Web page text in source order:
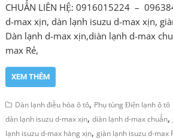
CHUẨN LIÊN HỆ: 0916015224 –
d-max xịn, dàn lạnh isuzu d-max xịn,
Dàn lạnh d-max xịn,diàn lạnh d-max
max Rẻ,
XEM THÊM
Dàn lạnh điều hòa ô tô, Phụ tùng Điện lạnh ô tô
dàn lạnh isuzu d-max xịn,diàn lạnh d-max chuẩn,
lạnh isuzu d-max hàng xịn,giàn lạnh isuzu d-max